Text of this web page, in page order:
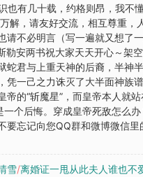
也有几十载，约格则昂，我
解，请友好交流，相互尊重
不必明言（写一遍就又想
安两书祝大家天天开心～
君与上重天神的后裔，半
一己之力诛灭了大半面神
的“斩魔星”，而皇帝本人
后悔。穿成皇帝死敌怎么
要忘记向您QQ群和微博微信里
雪/离婚证一甩从此夫人谁也不